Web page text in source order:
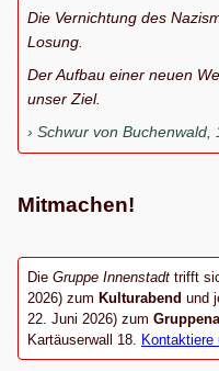
Die Vernichtung des
Losung.
Der Aufbau einer neuen
unser Ziel.
Schwur von Buchenwald,
Mitmachen!
Die Gruppe Innenstadt trifft
2026) zum Kulturabend und
22. Juni 2026) zum
Kartäuserwall 18. Kontaktiere